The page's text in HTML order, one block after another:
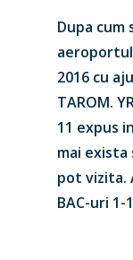
Dupa cum
2016 cu
TAROM.
11 expus
mai exista
pot vizita.
BAC-uri